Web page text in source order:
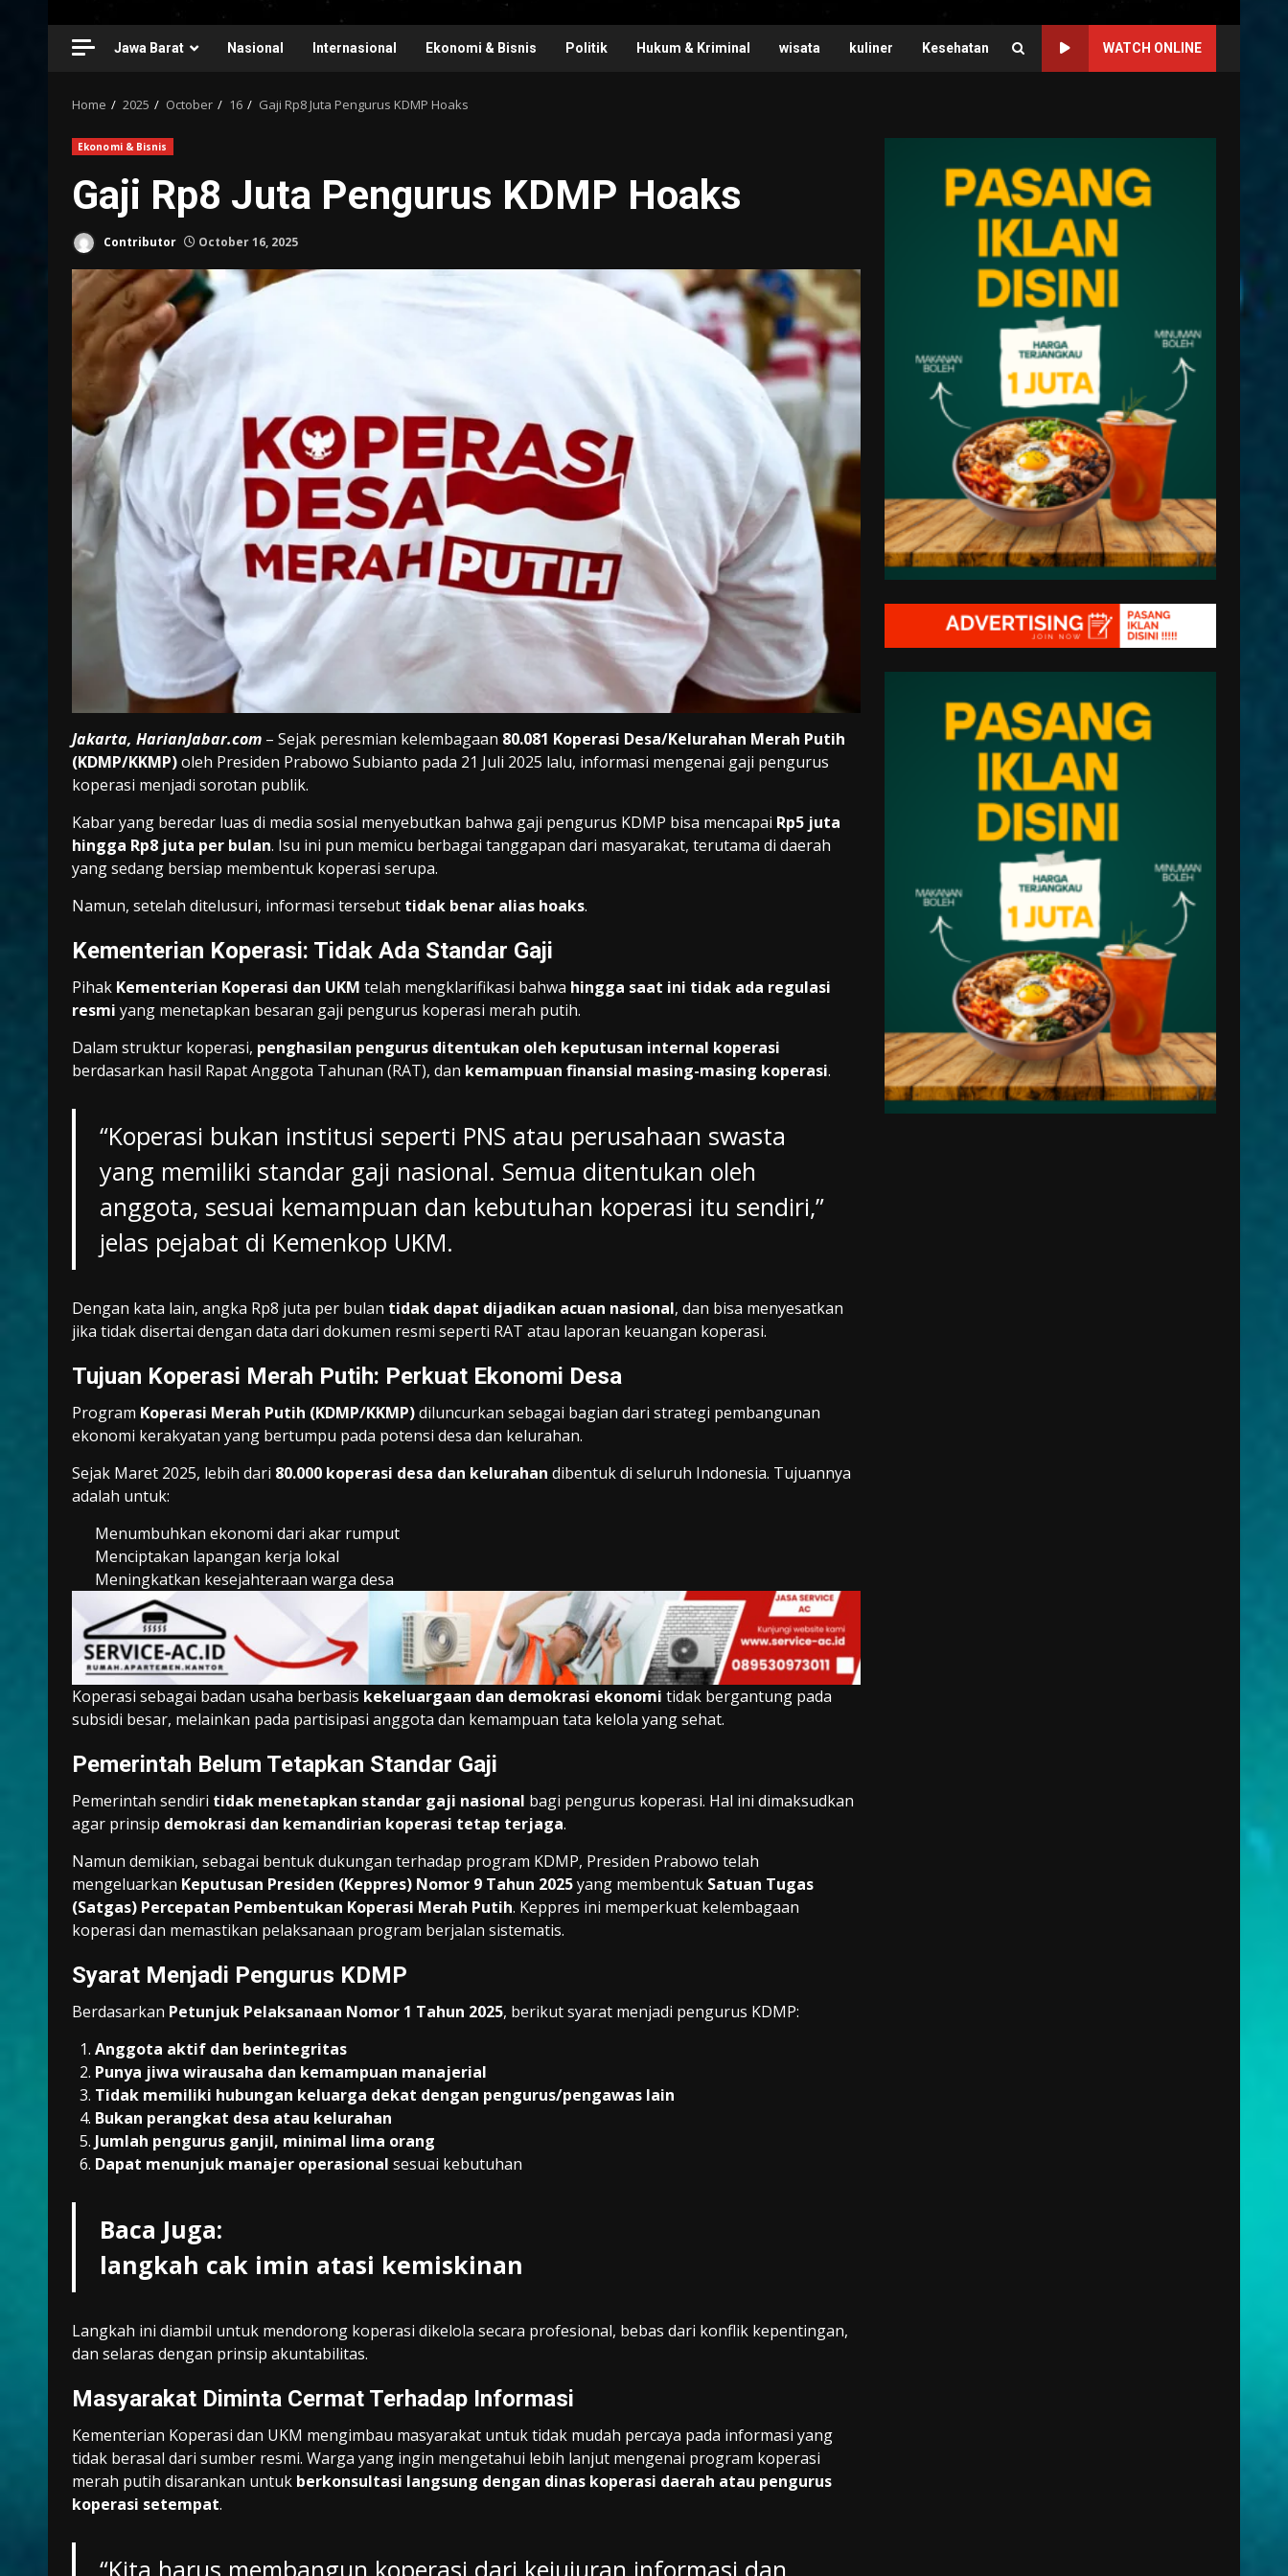
Jawa Barat Nasional Internasional Ekonomi & Bisnis Politik Hukum & Kriminal wisata kuliner Kesehatan WATCH ONLINE
Home 2025 October 16 Gaji Rp8 Juta Pengurus KDMP Hoaks
Ekonomi & Bisnis
Gaji Rp8 Juta Pengurus KDMP Hoaks
Contributor October 16, 2025
Jakarta, HarianJabar.com – Sejak peresmian kelembagaan 80.081 Koperasi Desa/Kelurahan Merah Putih
(KDMP/KKMP)oleh Presiden Prabowo Subianto pada 21 Juli 2025 lalu, informasi mengenai gaji pengurus
koperasi menjadi sorotan publik.
Kabar yang beredar luas di media sosial menyebutkan bahwa gaji pengurus KDMP bisa mencapai Rp5 juta
hingga Rp8 juta per bulan. Isu ini pun memicu berbagai tanggapan dari masyarakat, terutama di daerah
yang sedang bersiap membentuk koperasi serupa.
Namun, setelah ditelusuri, informasi tersebut tidak benar alias hoaks.
Kementerian Koperasi: Tidak Ada Standar Gaji
Pihak Kementerian Koperasi dan UKM telah mengklarifikasi bahwa hingga saat ini tidak ada regulasi
resmi yang menetapkan besaran gaji pengurus koperasi merah putih.
Dalam struktur koperasi, penghasilan pengurus ditentukan oleh keputusan internal koperasi
berdasarkan hasil Rapat Anggota Tahunan (RAT), dan kemampuan finansial masing-masing koperasi.
“Koperasi bukan institusi seperti PNS atau perusahaan swasta
yang memiliki standar gaji nasional. Semua ditentukan oleh
anggota, sesuai kemampuan dan kebutuhan koperasi itu sendiri,”
jelas pejabat di Kemenkop UKM.
Dengan kata lain, angka Rp8 juta per bulan tidak dapat dijadikan acuan nasional, dan bisa menyesatkan
jika tidak disertai dengan data dari dokumen resmi seperti RAT atau laporan keuangan koperasi.
Tujuan Koperasi Merah Putih: Perkuat Ekonomi Desa
Program Koperasi Merah Putih (KDMP/KKMP)diluncurkan sebagai bagian dari strategi pembangunan
ekonomi kerakyatan yang bertumpu pada potensi desa dan kelurahan.
Sejak Maret 2025, lebih dari 80.000 koperasi desa dan kelurahan dibentuk di seluruh Indonesia. Tujuannya
adalah untuk:
Menumbuhkan ekonomi dari akar rumput
Menciptakan lapangan kerja lokal
Meningkatkan kesejahteraan warga desa
Koperasi sebagai badan usaha berbasis kekeluargaan dan demokrasi ekonomi tidak bergantung pada
subsidi besar, melainkan pada partisipasi anggota dan kemampuan tata kelola yang sehat.
Pemerintah Belum Tetapkan Standar Gaji
Pemerintah sendiri tidak menetapkan standar gaji nasional bagi pengurus koperasi. Hal ini dimaksudkan
agar prinsip demokrasi dan kemandirian koperasi tetap terjaga.
Namun demikian, sebagai bentuk dukungan terhadap program KDMP, Presiden Prabowo telah
mengeluarkan Keputusan Presiden (Keppres) Nomor 9 Tahun 2025yang membentuk Satuan Tugas
(Satgas) Percepatan Pembentukan Koperasi Merah Putih. Keppres ini memperkuat kelembagaan
koperasi dan memastikan pelaksanaan program berjalan sistematis.
Syarat Menjadi Pengurus KDMP
Berdasarkan Petunjuk Pelaksanaan Nomor 1 Tahun 2025, berikut syarat menjadi pengurus KDMP:
Anggota aktif dan berintegritas
Punya jiwa wirausaha dan kemampuan manajerial
Tidak memiliki hubungan keluarga dekat dengan pengurus/pengawas lain
Bukan perangkat desa atau kelurahan
Jumlah pengurus ganjil, minimal lima orang
Dapat menunjuk manajer operasional sesuai kebutuhan
Baca Juga:
langkah cak imin atasi kemiskinan
Langkah ini diambil untuk mendorong koperasi dikelola secara profesional, bebas dari konflik kepentingan,
dan selaras dengan prinsip akuntabilitas.
Masyarakat Diminta Cermat Terhadap Informasi
Kementerian Koperasi dan UKM mengimbau masyarakat untuk tidak mudah percaya pada informasi yang
tidak berasal dari sumber resmi. Warga yang ingin mengetahui lebih lanjut mengenai program koperasi
merah putih disarankan untuk berkonsultasi langsung dengan dinas koperasi daerah atau pengurus
koperasi setempat.
“Kita harus membangun koperasi dari kejujuran informasi dan